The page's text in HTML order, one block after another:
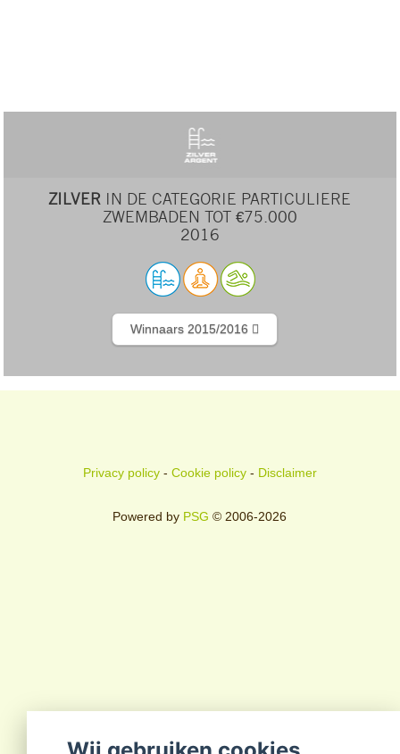
ZILVER IN DE CATEGORIE PARTICULIERE
ZWEMBADEN TOT €75.000
2016
Winnaars 2015/2016
Privacy policy- Cookie policy- Disclaimer
Powered by PSG © 2006-2026